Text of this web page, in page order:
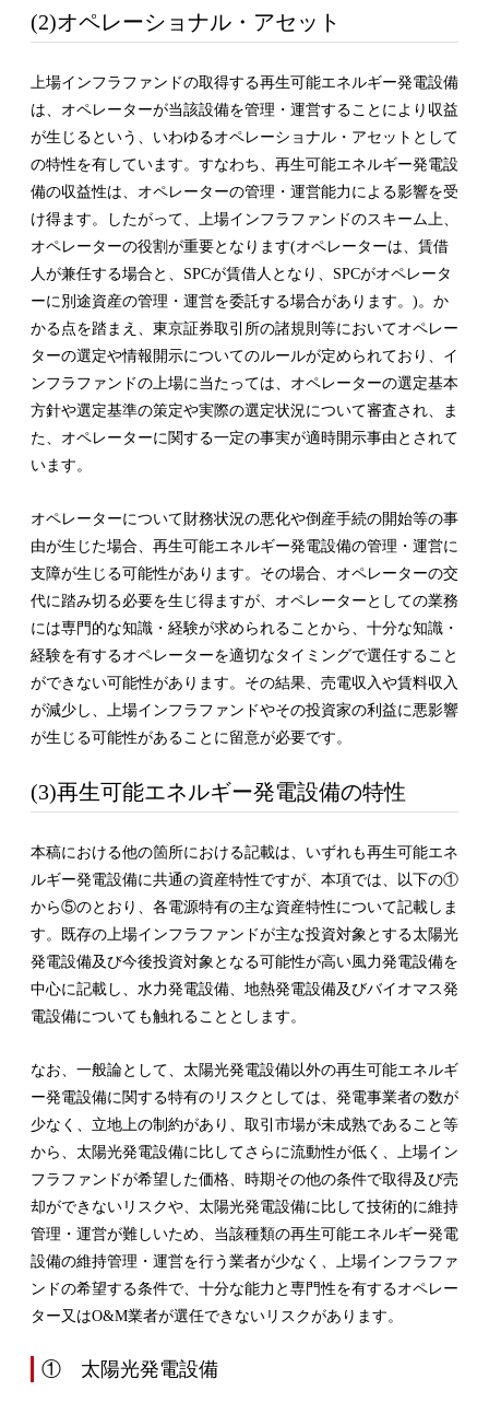
(2)オペレーショナル・アセット
上場インフラファンドの取得する再生可能エネルギー発電設備
は、オペレーターが当該設備を管理・運営することにより収益
が生じるという、いわゆるオペレーショナル・アセットとして
の特性を有しています。すなわち、再生可能エネルギー発電設
備の収益性は、オペレーターの管理・運営能力による影響を受
け得ます。したがって、上場インフラファンドのスキーム上、
オペレーターの役割が重要となります(オペレーターは、賃借
人が兼任する場合と、SPCが賃借人となり、SPCがオペレータ
ーに別途資産の管理・運営を委託する場合があります。)。か
かる点を踏まえ、東京証券取引所の諸規則等においてオペレー
ターの選定や情報開示についてのルールが定められており、イ
ンフラファンドの上場に当たっては、オペレーターの選定基本
方針や選定基準の策定や実際の選定状況について審査され、ま
た、オペレーターに関する一定の事実が適時開示事由とされて
います。
オペレーターについて財務状況の悪化や倒産手続の開始等の事
由が生じた場合、再生可能エネルギー発電設備の管理・運営に
支障が生じる可能性があります。その場合、オペレーターの交
代に踏み切る必要を生じ得ますが、オペレーターとしての業務
には専門的な知識・経験が求められることから、十分な知識・
経験を有するオペレーターを適切なタイミングで選任すること
ができない可能性があります。その結果、売電収入や賃料収入
が減少し、上場インフラファンドやその投資家の利益に悪影響
が生じる可能性があることに留意が必要です。
(3)再生可能エネルギー発電設備の特性
本稿における他の箇所における記載は、いずれも再生可能エネ
ルギー発電設備に共通の資産特性ですが、本項では、以下の①
から⑤のとおり、各電源特有の主な資産特性について記載しま
す。既存の上場インフラファンドが主な投資対象とする太陽光
発電設備及び今後投資対象となる可能性が高い風力発電設備を
中心に記載し、水力発電設備、地熱発電設備及びバイオマス発
電設備についても触れることとします。
なお、一般論として、太陽光発電設備以外の再生可能エネルギ
ー発電設備に関する特有のリスクとしては、発電事業者の数が
少なく、立地上の制約があり、取引市場が未成熟であること等
から、太陽光発電設備に比してさらに流動性が低く、上場イン
フラファンドが希望した価格、時期その他の条件で取得及び売
却ができないリスクや、太陽光発電設備に比して技術的に維持
管理・運営が難しいため、当該種類の再生可能エネルギー発電
設備の維持管理・運営を行う業者が少なく、上場インフラファ
ンドの希望する条件で、十分な能力と専門性を有するオペレー
ター又はO&M業者が選任できないリスクがあります。
① 太陽光発電設備